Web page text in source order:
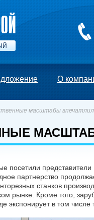
О
масштабы
посетили
партнерство
станков
рынке. Кроме того,
экспонирует в том